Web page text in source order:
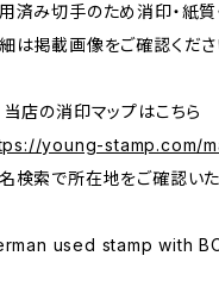
済み切手のため消印・紙質
は掲載画像をご確認くださ
店の消印マップはこちら
young-stamp.com/
検索で所在地をご確認いた
used stamp with